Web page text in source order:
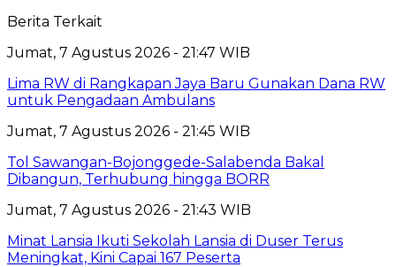
Berita Terkait
Jumat, 7 Agustus 2026 - 21:47 WIB
Lima RW di Rangkapan Jaya Baru Gunakan Dana RW
untuk Pengadaan Ambulans
Jumat, 7 Agustus 2026 - 21:45 WIB
Tol Sawangan-Bojonggede-Salabenda Bakal
Dibangun, Terhubung hingga BORR
Jumat, 7 Agustus 2026 - 21:43 WIB
Minat Lansia Ikuti Sekolah Lansia di Duser Terus
Meningkat, Kini Capai 167 Peserta